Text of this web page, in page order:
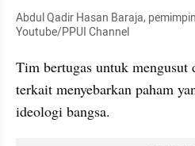
Abdul Qadir Hasan Baraja,
Youtube/PPUI Channel
Tim bertugas untuk mengusut
terkait menyebarkan paham
ideologi bangsa.